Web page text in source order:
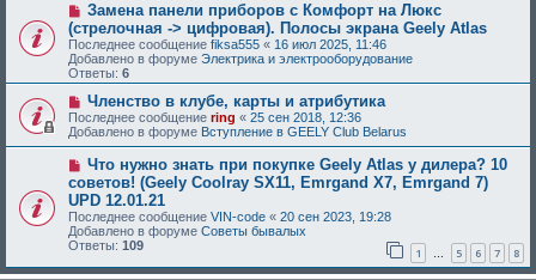
Замена панели приборов с Комфорт на Люкс
(стрелочная -> цифровая). Полосы экрана Geely Atlas
Последнее сообщение fiksa555 « 16 июл 2025, 11:46
Добавлено в форуме Электрика и электрооборудование
Ответы: 6
Членство в клубе, карты и атрибутика
Последнее сообщение ring « 25 сен 2018, 12:36
Добавлено в форуме Вступление в GEELY Club Belarus
Что нужно знать при покупке Geely Atlas у дилера? 10
советов! (Geely Coolray SX11, Emrgand X7, Emrgand 7)
UPD 12.01.21
Последнее сообщение VIN-code « 20 сен 2023, 19:28
Добавлено в форуме Советы бывалых
Ответы: 109 1 … 5 6 7 8